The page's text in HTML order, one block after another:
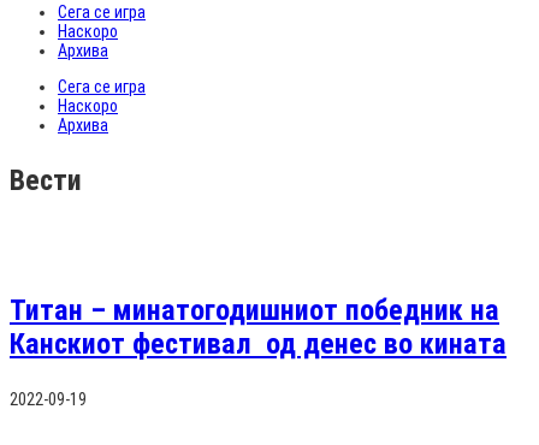
Сега се игра
Наскоро
Архива
Сега се игра
Наскоро
Архива
Вести
Титан – минатогодишниот победник на
Канскиот фестивал од денес во кината
2022-09-19